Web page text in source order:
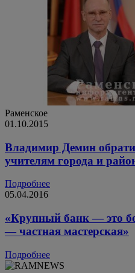
Раменское
01.10.2015
Владимир Демин
учителям города и
Подробнее
05.04.2016
​«Крупный банк — это
— частная мастерская»
Подробнее